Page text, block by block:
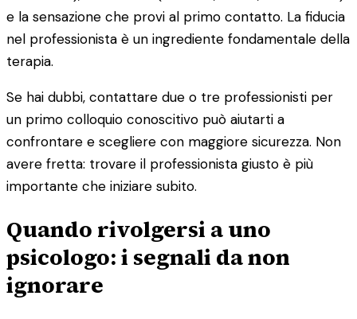
e la sensazione che provi al primo contatto. La fiducia
nel professionista è un ingrediente fondamentale della
terapia.
Se hai dubbi, contattare due o tre professionisti per
un primo colloquio conoscitivo può aiutarti a
confrontare e scegliere con maggiore sicurezza. Non
avere fretta: trovare il professionista giusto è più
importante che iniziare subito.
Quando rivolgersi a uno
psicologo: i segnali da non
ignorare